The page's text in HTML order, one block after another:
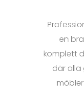
en
komplett
där alla